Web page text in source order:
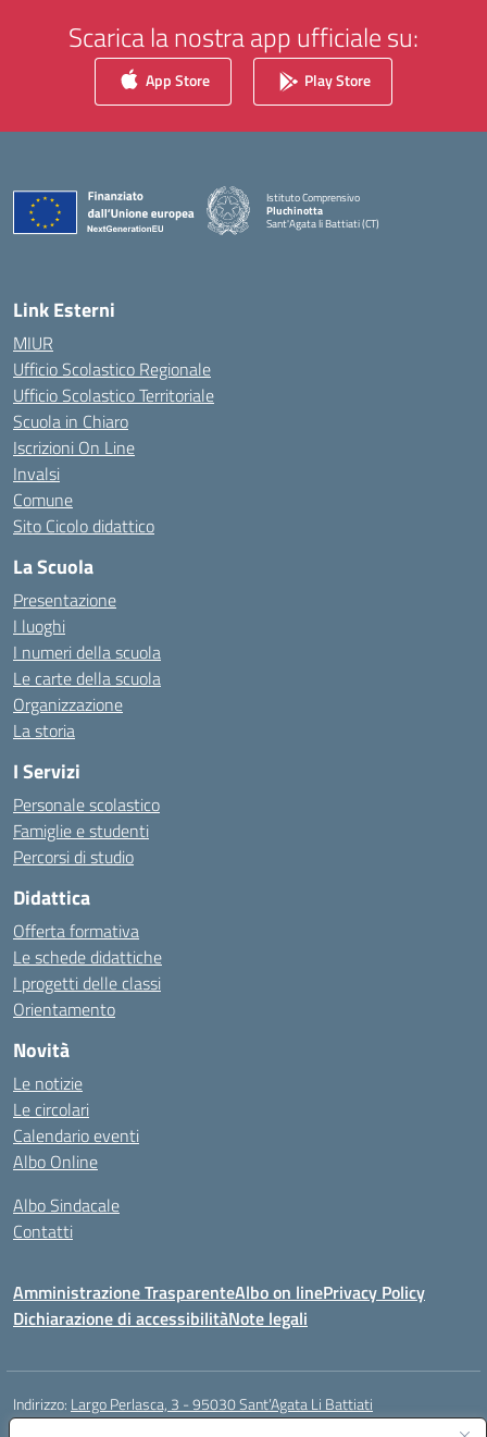
Scarica la nostra app ufficiale su:
App Store Play Store
Istituto Comprensivo
Pluchinotta
Sant'Agata li Battiati (CT)
— Visita la pagina iniziale della scuola
Link Esterni
MIUR
Ufficio Scolastico Regionale
Ufficio Scolastico Territoriale
Scuola in Chiaro
Iscrizioni On Line
Invalsi
Comune
Sito Cicolo didattico
La Scuola
Presentazione
I luoghi
I numeri della scuola
Le carte della scuola
Organizzazione
La storia
I Servizi
Personale scolastico
Famiglie e studenti
Percorsi di studio
Didattica
Offerta formativa
Le schede didattiche
I progetti delle classi
Orientamento
Novità
Le notizie
Le circolari
Calendario eventi
Albo Online
Albo Sindacale
Contatti
Amministrazione TrasparenteAlbo on linePrivacy Policy
Dichiarazione di accessibilitàNote legali
Indirizzo: Largo Perlasca, 3 - 95030 Sant’Agata Li Battiati
Centralino:
ctic8bl002@istruzione.it